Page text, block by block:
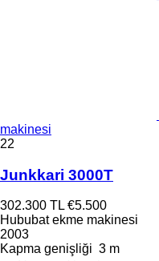
makinesi
22
Junkkari 3000T
302.300 TL €5.500
Hububat ekme makinesi
2003
Kapma genişliği 3 m